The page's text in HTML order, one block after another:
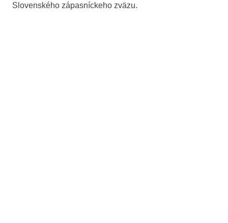
Slovenského zápasníckeho zväzu.